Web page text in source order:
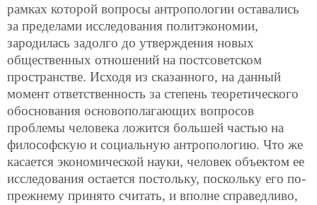
рамках которой вопросы антропологии оставались
за пределами исследования политэкономии,
зародилась задолго до утверждения новых
общественных отношений на постсоветском
пространстве. Исходя из сказанного, на данный
момент ответственность за степень теоретического
обоснования основополагающих вопросов
проблемы человека ложится большей частью на
философскую и социальную антропологию. Что же
касается экономической науки, человек объектом ее
исследования остается постольку, поскольку его по-
прежнему принято считать, и вполне справедливо,